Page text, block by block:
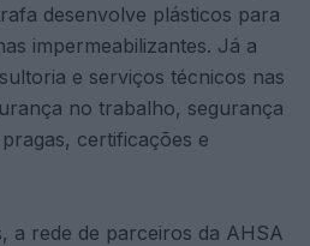
desenvolve plásticos para
impermeabilizantes. Já a
e serviços técnicos nas
no trabalho, segurança
certificações e
a rede de parceiros da AHSA